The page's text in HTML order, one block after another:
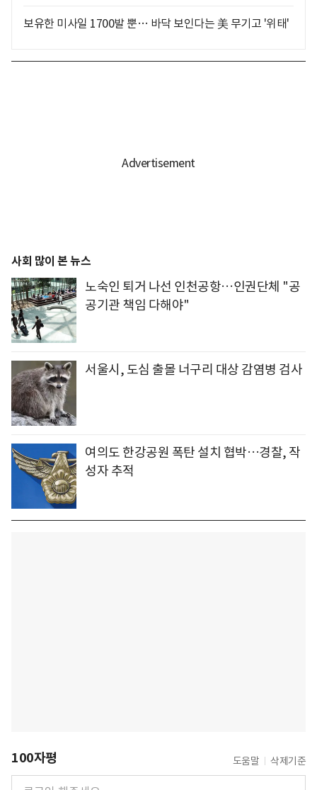
보유한 미사일 1700발 뿐… 바닥 보인다는 美 무기고 '위태'
사회 많이 본 뉴스
노숙인 퇴거 나선 인천공항…인권단체 "공
공기관 책임 다해야"
서울시, 도심 출몰 너구리 대상 감염병 검사
여의도 한강공원 폭탄 설치 협박…경찰, 작
성자 추적
100자평 도움말 삭제기준